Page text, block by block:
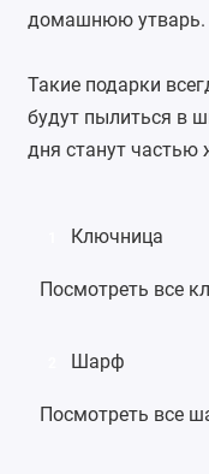
домашнюю утварь.
Такие подарки
будут пылиться в
дня станут частью
Ключница
Посмотреть все
Шарф
Посмотреть все